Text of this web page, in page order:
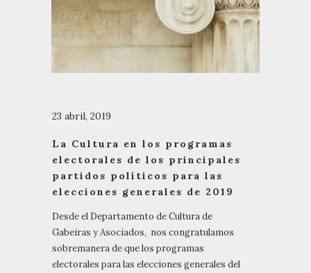
23 abril, 2019
La Cultura en los programas
electorales de los principales
partidos políticos para las
elecciones generales de 2019
Desde el Departamento de Cultura de
Gabeiras y Asociados, nos congratulamos
sobremanera de que los programas
electorales para las elecciones generales del